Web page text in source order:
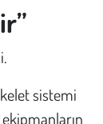
sistemi